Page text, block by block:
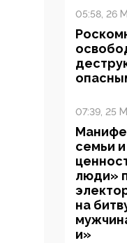
05:58, 26
07:39, 25
семьи
люди»
на
и»